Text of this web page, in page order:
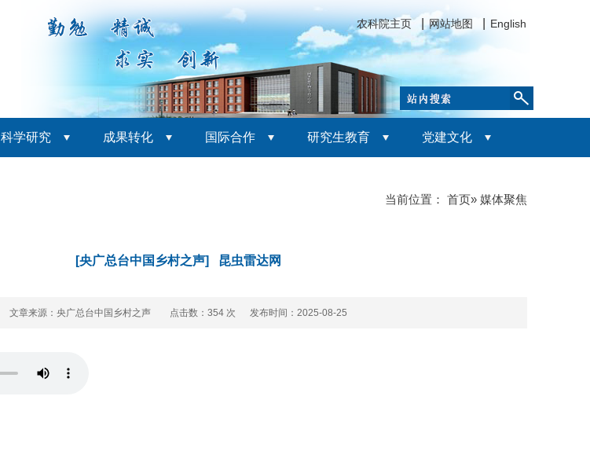
农科院主页 网站地图 English
科学研究 成果转化 国际合作 研究生教育 党建文化
当前位置： 首页» 媒体聚焦
[央广总台中国乡村之声] 昆虫雷达网
文章来源：央广总台中国乡村之声 点击数： 354 次 发布时间：2025-08-25